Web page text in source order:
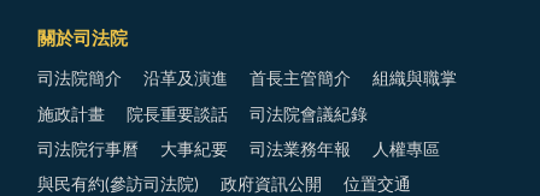
關於司法院
司法院簡介 沿革及演進 首長主管簡介 組織與職掌
施政計畫 院長重要談話 司法院會議紀錄
司法院行事曆 大事紀要 司法業務年報 人權專區
與民有約(參訪司法院) 政府資訊公開 位置交通